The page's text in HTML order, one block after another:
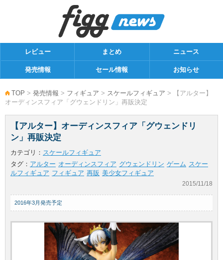
レビュー まとめ ニュース
発売情報 セール情報 お知らせ
TOP > 発売情報 > フィギュア > スケールフィギュア > 【アルター】
オーディンスフィア「グウェンドリン」再販決定
【アルター】オーディンスフィア「グウェンドリ
ン」再販決定
カテゴリ： スケールフィギュア
タグ： アルター オーディンスフィア グウェンドリン ゲーム スケー
ルフィギュア フィギュア 再販 美少女フィギュア
2015/11/18
2016年3月発売予定